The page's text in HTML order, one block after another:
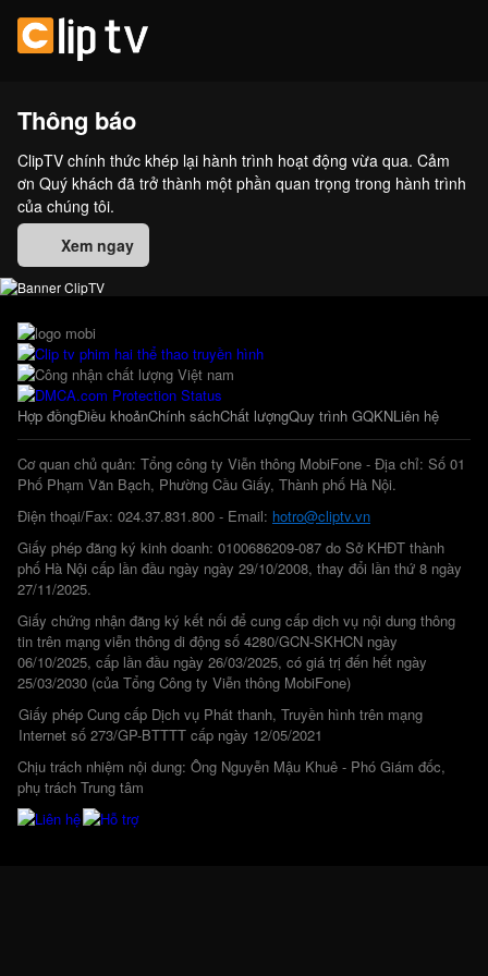
Thông báo
ClipTV chính thức khép lại hành trình hoạt động vừa qua. Cảm
ơn Quý khách đã trở thành một phần quan trọng trong hành trình
của chúng tôi.
Xem ngay
Hợp đồngĐiều khoảnChính sáchChất lượngQuy trình GQKNLiên hệ
Cơ quan chủ quản: Tổng công ty Viễn thông MobiFone - Địa chỉ: Số 01
Phố Phạm Văn Bạch, Phường Cầu Giấy, Thành phố Hà Nội.
Điện thoại/Fax: 024.37.831.800 - Email: hotro@cliptv.vn
Giấy phép đăng ký kinh doanh: 0100686209-087 do Sở KHĐT thành
phố Hà Nội cấp lần đầu ngày ngày 29/10/2008, thay đổi lần thứ 8 ngày
27/11/2025.
Giấy chứng nhận đăng ký kết nối để cung cấp dịch vụ nội dung thông
tin trên mạng viễn thông di động số 4280/GCN-SKHCN ngày
06/10/2025, cấp lần đầu ngày 26/03/2025, có giá trị đến hết ngày
25/03/2030 (của Tổng Công ty Viễn thông MobiFone)
Giấy phép Cung cấp Dịch vụ Phát thanh, Truyền hình trên mạng
Internet số 273/GP-BTTTT cấp ngày 12/05/2021
Chịu trách nhiệm nội dung: Ông Nguyễn Mậu Khuê - Phó Giám đốc,
phụ trách Trung tâm